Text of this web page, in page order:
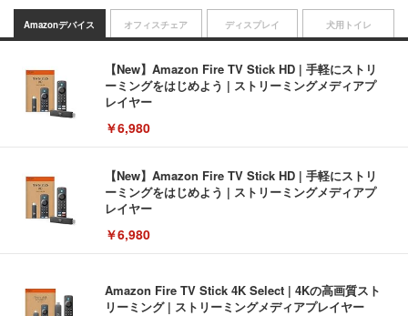
Amazonデバイス
【New】Amazon Fire TV Stick HD | 手軽にストリ
ーミングをはじめよう | ストリーミングメディアプ
レイヤー
￥6,980
【New】Amazon Fire TV Stick HD | 手軽にストリ
ーミングをはじめよう | ストリーミングメディアプ
レイヤー
￥6,980
Amazon Fire TV Stick 4K Select | 4Kの高画質スト
リーミング | ストリーミングメディアプレイヤー
オフィスチェア ディスプレイ 犬用トイレ